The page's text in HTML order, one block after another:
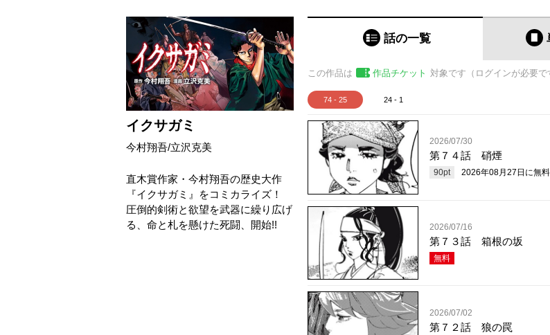
イクサガミ
今村翔吾/立沢克美
直木賞作家・今村翔吾の歴史大作
『イクサガミ』をコミカライズ！
圧倒的剣術と欲望を武器に繰り広げ
る、命と札を懸けた死闘、開始!!
話の一覧
この作品は 作品チケット 対象です（ログインが必要で
74 - 25 24 - 1
2026/07/30
第７４話 硝煙
90pt 2026年08月27日 に無
2026/07/16
第７３話 箱根の坂
無料
2026/07/02
第７２話 狼の罠